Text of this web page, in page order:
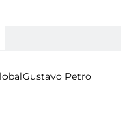
Gustavo Petro